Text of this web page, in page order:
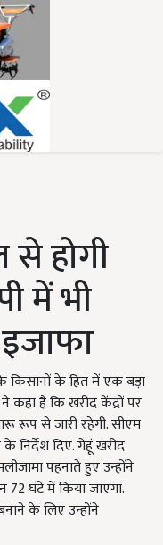
होगी
में भी
किसानों के हित में एक बड़ा
कहा है कि खरीद केंद्रों पर
रूप से जारी रहेगी. सीएम
निर्देश दिए. गेहूं खरीद
पहनाते हुए उन्होंने
घंटे में किया जाएगा.
के लिए उन्होंने